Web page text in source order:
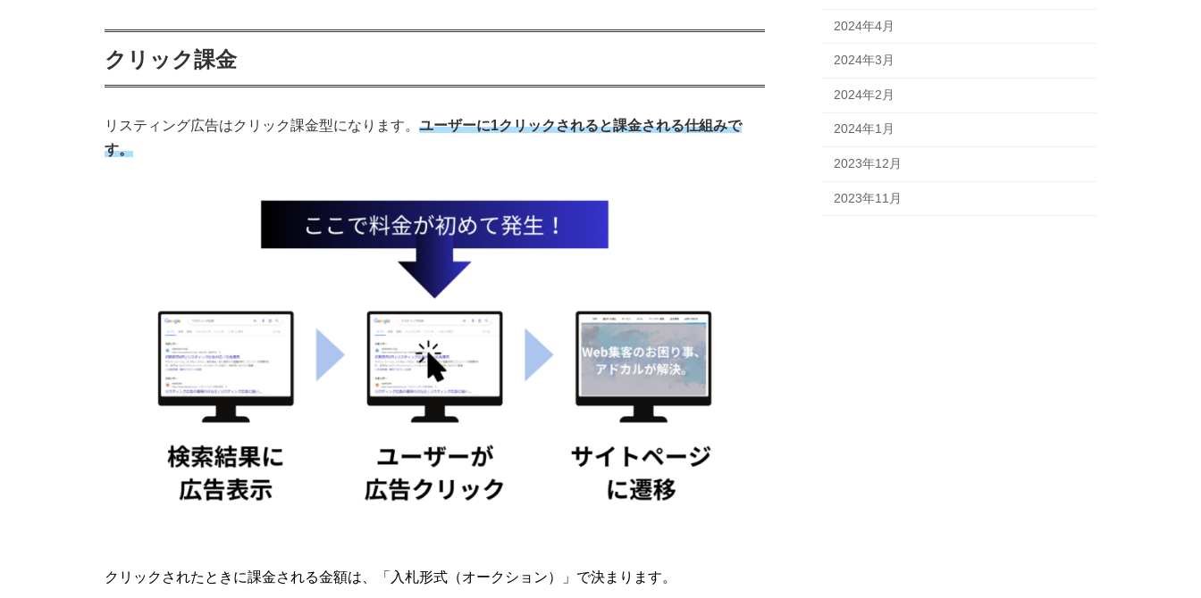
クリック課金
リスティング広告はクリック課金型になります。 ユーザーに1クリックされると課金される仕組みで
す。
クリックされたときに課金される金額は、「入札形式（オークション）」で決まります。
2024年4月
2024年3月
2024年2月
2024年1月
2023年12月
2023年11月